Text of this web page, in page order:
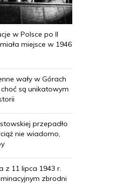
w Polsce po II
miejsce w 1946
wały w Górach
są unikatowym
przepadło
nie wiadomo,
z 11 lipca 1943 r.
zbrodni